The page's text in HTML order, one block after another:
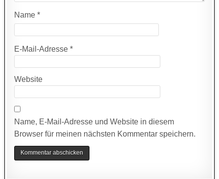
Name*
E-Mail-Adresse*
Website
Name, E-Mail-Adresse und Website in diesem
Browser für meinen nächsten Kommentar speichern.